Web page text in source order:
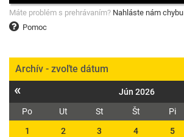
Pomoc
Máte problém s prehrávaním? Nahláste nám chybu
Archív - zvoľte dátum
« Jún 2026
Po Ut St Št Pi
1
2 3 4 5